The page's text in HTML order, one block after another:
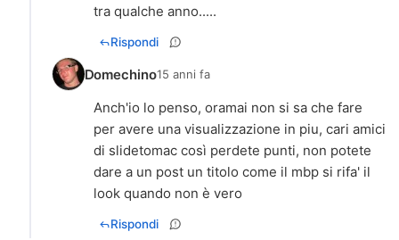
tra qualche anno.....
Rispondi
Domechino15 anni fa
Anch'io lo penso, oramai non si sa che fare
per avere una visualizzazione in piu, cari amici
di slidetomac così perdete punti, non potete
dare a un post un titolo come il mbp si rifa' il
look quando non è vero
Rispondi